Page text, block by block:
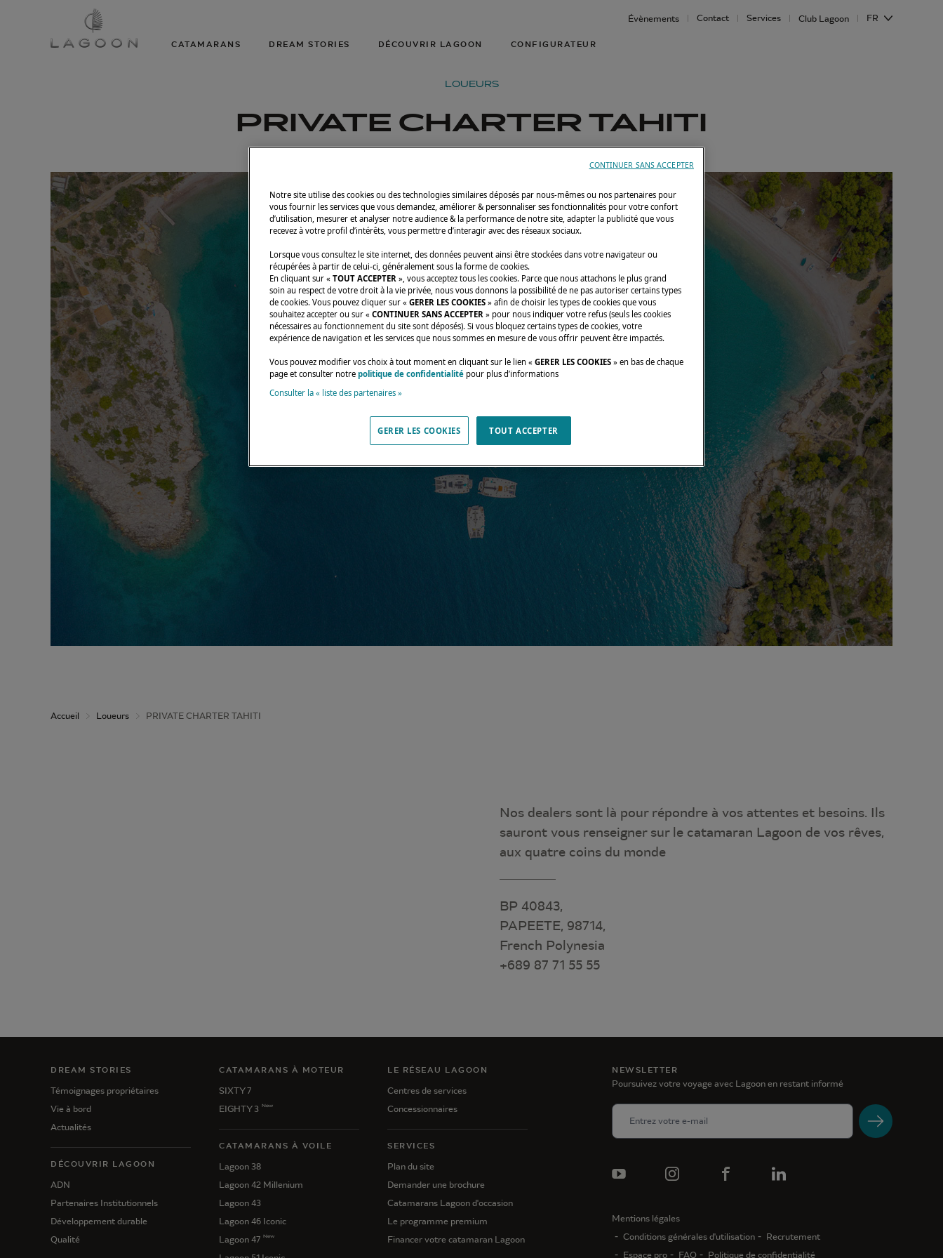
CATAMARANS DREAM STORIES DÉCOUVRIR LAGOON CONFIGURATEUR
Évènements Contact Services Club Lagoon FR
LOUEURS
PRIVATE CHARTER TAHITI
Accueil Loueurs PRIVATE CHARTER TAHITI
Nos dealers sont là pour répondre à vos attentes et besoins. Ils
sauront vous renseigner sur le catamaran Lagoon de vos rêves,
aux quatre coins du monde
BP 40843,
PAPEETE, 98714,
French Polynesia
+689 87 71 55 55
DREAM STORIES
Témoignages propriétaires
Vie à bord
Actualités
DÉCOUVRIR LAGOON
ADN
Partenaires Institutionnels
Développement durable
Qualité
CATAMARANS À MOTEUR
SIXTY 7
EIGHTY 3 New
CATAMARANS À VOILE
Lagoon 38
Lagoon 42 Millenium
Lagoon 43
Lagoon 46 Iconic
Lagoon 47 New
LE RÉSEAU LAGOON
Centres de services
Concessionnaires
SERVICES
Plan du site
Demander une brochure
Catamarans Lagoon d'occasion
Le programme premium
Financer votre catamaran Lagoon
NEWSLETTER
Poursuivez votre voyage avec Lagoon en restant informé
Mentions légales
Conditions générales d'utilisation
Recrutement
Espace pro
FAQ Politique de confidentialité
Notre site utilise des cookies ou des technologies similaires déposés par nous-mêmes ou nos partenaires pour
vous fournir les services que vous demandez, améliorer & personnaliser ses fonctionnalités pour votre confort
d’utilisation, mesurer et analyser notre audience & la performance de notre site, adapter la publicité que vous
recevez à votre profil d’intérêts, vous permettre d’interagir avec des réseaux sociaux.
Lorsque vous consultez le site internet, des données peuvent ainsi être stockées dans votre navigateur ou
récupérées à partir de celui-ci, généralement sous la forme de cookies.
En cliquant sur « TOUT ACCEPTER », vous acceptez tous les cookies. Parce que nous attachons le plus grand
soin au respect de votre droit à la vie privée, nous vous donnons la possibilité de ne pas autoriser certains types
de cookies. Vous pouvez cliquer sur « GERER LES COOKIES » afin de choisir les types de cookies que vous
souhaitez accepter ou sur « CONTINUER SANS ACCEPTER » pour nous indiquer votre refus (seuls les cookies
nécessaires au fonctionnement du site sont déposés). Si vous bloquez certains types de cookies, votre
expérience de navigation et les services que nous sommes en mesure de vous offrir peuvent être impactés.
Vous pouvez modifier vos choix à tout moment en cliquant sur le lien « GERER LES COOKIES » en bas de chaque
page et consulter notre politique de confidentialité pour plus d’informations
Consulter la « liste des partenaires »
GERER LES COOKIES TOUT ACCEPTER
CONTINUER SANS ACCEPTER